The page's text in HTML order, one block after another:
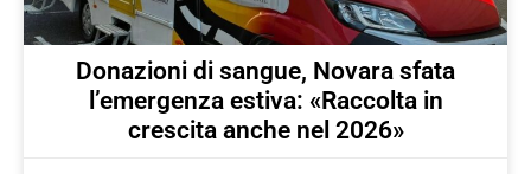
Donazioni di sangue, Novara sfata
l’emergenza estiva: «Raccolta in
crescita anche nel 2026»